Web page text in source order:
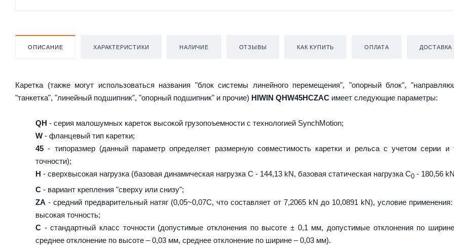
ОПИСАНИЕ ХАРАКТЕРИСТИКИ НАЛИЧИЕ ОТЗЫВЫ КАК КУПИТЬ ОПЛАТА ДОСТАВКА
Каретка (также могут использоваться названия "блок системы линейного перемещения", "опорный блок",
"танкетка", "линейный подшипник", "опорный подшипник" и прочие) HIWIN QHW45HCZAC имеет следующие параметры:
QH - серия малошумных кареток высокой грузопоъемности с технологией SynchMotion;
W - фланцевый тип каретки;
45 - типоразмер (данный параметр определяет размерную совместимость каретки и рельса с учетом серии и
точности);
H - сверхвысокая нагрузка (базовая динамическая нагрузка C - 144,13 kN, базовая статическая нагрузка С0 - 180,56
C - вариант крепления "сверху или снизу";
ZA - средний предварительный натяг (0,05~0,07C, что составляет от 7,2065 kN до 10,0891 kN), условие применения:
высокая точность;
C - стандартный класс точности (допустимые отклонения по высоте ± 0,1 мм, допустимые отклонения по
среднее отклонение по высоте – 0,03 мм, среднее отклонение по ширине – 0,03 мм).